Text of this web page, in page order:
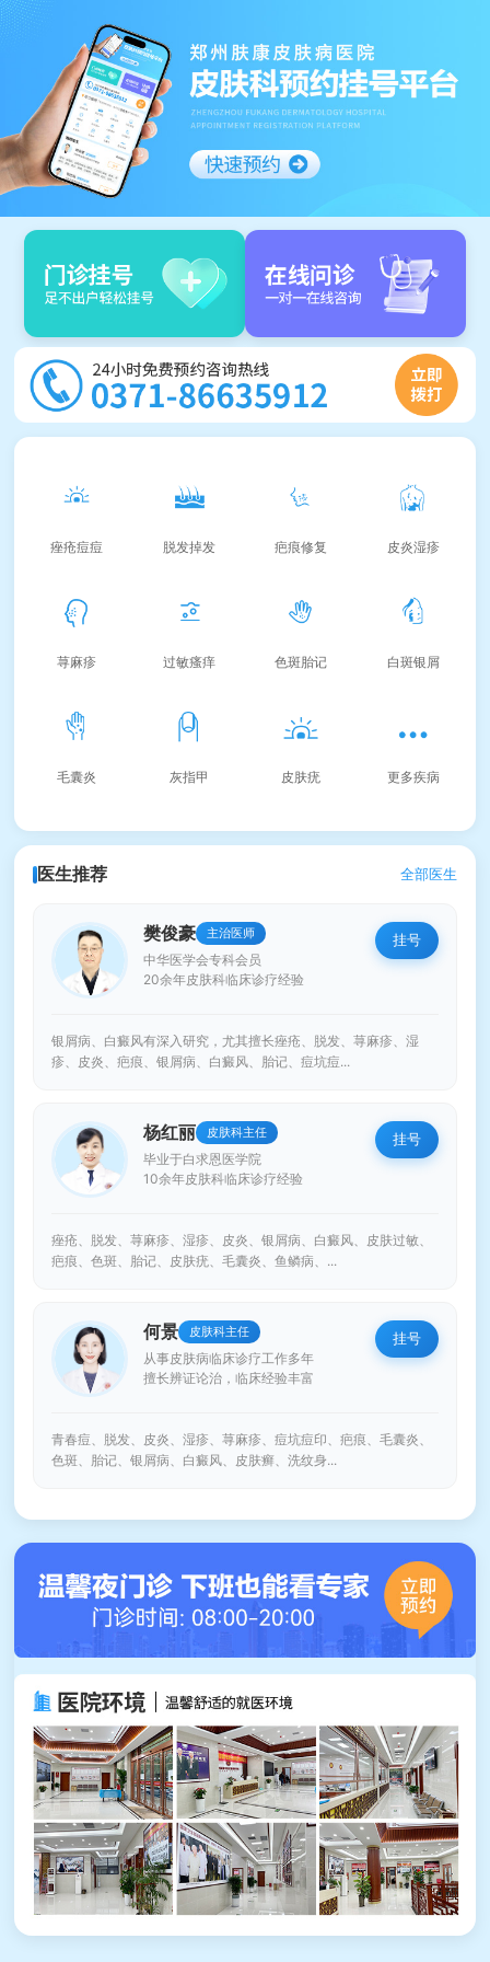
痤疮痘痘 脱发掉发 疤痕修复 皮炎湿疹
荨麻疹 过敏瘙痒 色斑胎记 白斑银屑
毛囊炎 灰指甲 皮肤疣 更多疾病
医生推荐 全部医生
樊俊豪 主治医师
中华医学会专科会员
20余年皮肤科临床诊疗经验
挂号
银屑病、白癜风有深入研究，尤其擅长痤疮、脱发、荨麻疹、湿
疹、皮炎、疤痕、银屑病、白癜风、胎记、痘坑痘...
杨红丽 皮肤科主任
毕业于白求恩医学院
10余年皮肤科临床诊疗经验
挂号
痤疮、脱发、荨麻疹、湿疹、皮炎、银屑病、白癜风、皮肤过敏、
疤痕、色斑、胎记、皮肤疣、毛囊炎、鱼鳞病、...
何景 皮肤科主任
从事皮肤病临床诊疗工作多年
擅长辨证论治，临床经验丰富
挂号
青春痘、脱发、皮炎、湿疹、荨麻疹、痘坑痘印、疤痕、毛囊炎、
色斑、胎记、银屑病、白癜风、皮肤癣、洗纹身...